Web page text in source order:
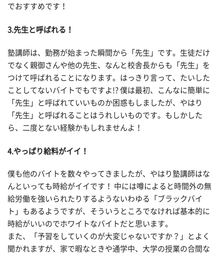
でおすすめです！
3.先生と呼ばれる！
塾講師は、勤務が始まった瞬間から「先生」です。生徒だけ
でなく親御さんや他の先生、なんと校舎長からも「先生」を
つけて呼ばれることになります。はっきり言って、たいした
ことしてないバイトでもですよ!? 僕は最初、こんなに簡単に
「先生」と呼ばれていいものか困惑もしましたが、やはり
「先生」と呼ばれることはうれしいものです。もしかした
ら、二度とない経験かもしれませんよ！
4.やっぱり給料がイイ！
僕も他のバイトを数々やってきましたが、やはり塾講師はな
んといっても時給がイイです！ 中には噂によると時間外の無
給労働を強いられたりするようないわゆる「ブラックバイ
ト」もあるようですが、そういうところでなければ基本的に
時給がいいのでホワイトなバイトだと思います。
また、「予習をしていくのが大変じゃないですか？」とよく
聞かれますが、家で暇なときや通学中、大学の授業の合間な